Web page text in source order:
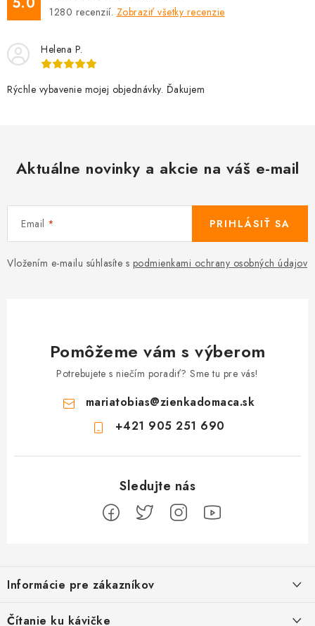
1280 recenzií. Zobraziť všetky recenzie
Helena P.
Rýchle vybavenie mojej objednávky. Ďakujem
Aktuálne novinky a akcie na váš e-mail
Email
Vložením e-mailu súhlasíte s podmienkami ochrany osobných údajov
PRIHLÁSIŤ SA
Pomôžeme vám s výberom
Potrebujete s niečím poradiť? Sme tu pre vás!
mariatobias@zienkadomaca.sk
+421 905 251 690
p
ä
Informácie pre zákazníkov
Čítanie ku kávičke